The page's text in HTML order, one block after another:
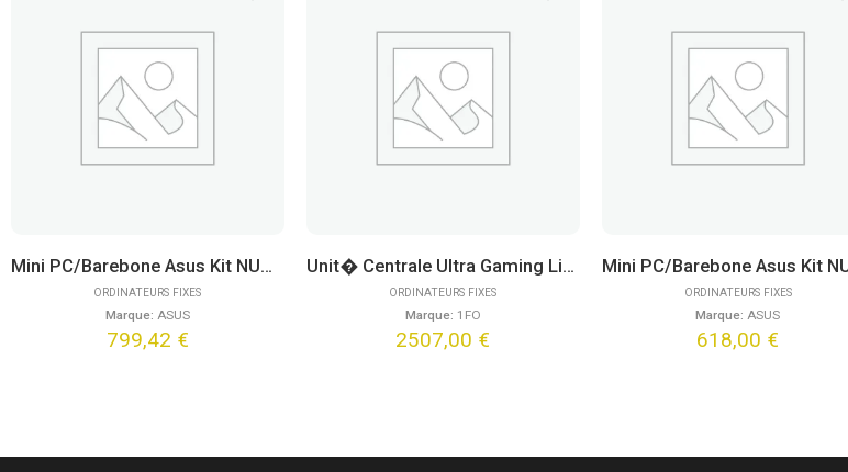
ORDINATEURS FIXES
Marque: ASUS
Mini PC/Barebone Asus Kit NUC 14 Pro Slim NUC14RVK – Ultra 7 155H
799,42 €
ORDINATEURS FIXES
Marque: 1FO
Unit� Centrale Ultra Gaming Line – Quasar Storm (FreeDOS)
2507,00 €
ORDINATEURS FIXES
Marque: ASUS
618,00 €